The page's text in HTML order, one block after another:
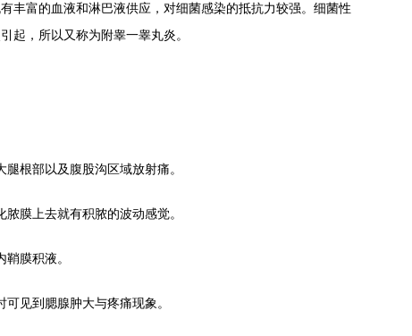
丰富的血液和淋巴液供应，对细菌感染的抵抗力较强。细菌性
起，所以又称为附睾一睾丸炎。
根部以及腹股沟区域放射痛。
膜上去就有积脓的波动感觉。
膜积液。
见到腮腺肿大与疼痛现象。